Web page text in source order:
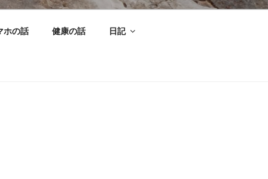
ホの話 健康の話 日記